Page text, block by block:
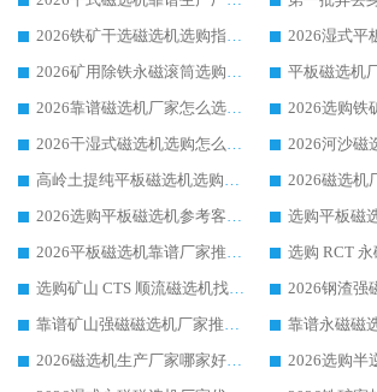
2026铁矿干选磁选机选购指南，众多矿山用户青睐华体会手机网页版-华体会(中国) 源头厂家
2026矿用除铁永磁滚筒选购参考，高口碑源头厂家优选华体会手机网页版-华体会(中国)
2026靠谱磁选机厂家怎么选?综合实测，众多客户青睐华体会手机网页版-华体会(中国) 设备
2026干湿式磁选机选购怎么选?多地区用户实测优选华体会手机网页版-华体会(中国) 生产厂家
高岭土提纯平板磁选机选购指南，优选华体会手机网页版-华体会(中国) 靠谱生产厂家
2026选购平板磁选机参考客户真实体验，华体会手机网页版-华体会(中国) 厂家行业口碑排名前列
2026平板磁选机靠谱厂家推荐_ 华体会手机网页版-华体会(中国) 凭借良好口碑获得众多客户认可
选购矿山 CTS 顺流磁选机找实体厂家，华体会手机网页版-华体会(中国) 按需定制设备配套完善售后
靠谱矿山强磁磁选机厂家推荐 2026客户真实使用心得分享
2026磁选机生产厂家哪家好?众多客户使用体验分享华体会手机网页版-华体会(中国)